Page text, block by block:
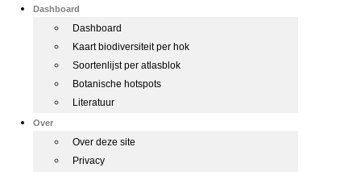
Dashboard
Dashboard
Kaart biodiversiteit per hok
Soortenlijst per atlasblok
Botanische hotspots
Literatuur
Over
Over deze site
Privacy